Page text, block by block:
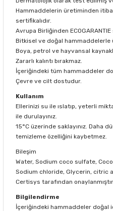
Hammaddelerin üretiminden
sertifikalıdır.
Avrupa Birliğinden ECOGARANTIE
Bitkisel ve doğal hammaddelerle
Boya, petrol ve hayvansal
Zararlı kalıntı bırakmaz.
İçeriğindeki tüm hammaddeler
Çevre ve cilt dostudur.
Kullanım
Ellerinizi su ile ıslatıp, yeterli
ile durulayınız.
15°C üzerinde saklayınız. Daha
temizleme özelliğini kaybetmez.
Bileşim
Water, Sodium coco sulfate,
Sodium chloride, Glycerin, citric
Certisys tarafından onaylanmıştır.
Bilgilendirme
İçeriğindeki hammaddeler doğal